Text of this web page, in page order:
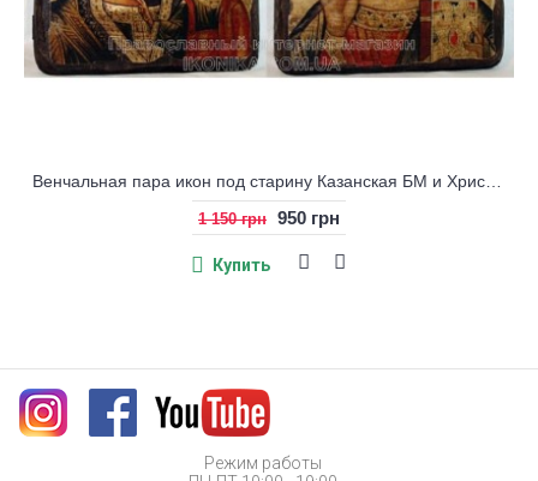
1 150 грн 950 грн
Купить
Режим работы